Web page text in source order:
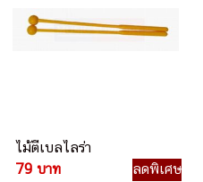
ไม้ตีเบลไลร่า
79 บาท
ลดพิเศษ